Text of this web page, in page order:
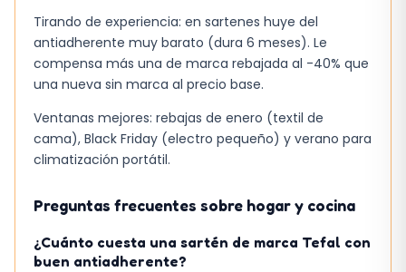
En definitiva, la combinación de capacidad
moderada, silencio y control electrónico la
convierte en una pieza funcional para espacios
reducidos, aunque su peso y la necesidad de
espacio adicional para el volteo son aspectos
que deben ponderarse antes de la compra.
Tirando de experiencia: en sartenes huye del
antiadherente muy barato (dura 6 meses). Le
compensa más una de marca rebajada al -40% que
una nueva sin marca al precio base.
Ventanas mejores: rebajas de enero (textil de
cama), Black Friday (electro pequeño) y verano para
climatización portátil.
Preguntas frecuentes sobre hogar y cocina
¿Cuánto cuesta una sartén de marca Tefal con
buen antiadherente?